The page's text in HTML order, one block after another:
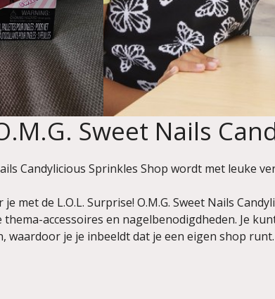
Sweet Nails
Candylicious Sprinkles Shop wordt met
met de L.O.L. Surprise! O.M.G. Sweet Nails
accessoires en nagelbenodigdheden. Je
waardoor je je inbeeldt dat je een eigen shop runt.